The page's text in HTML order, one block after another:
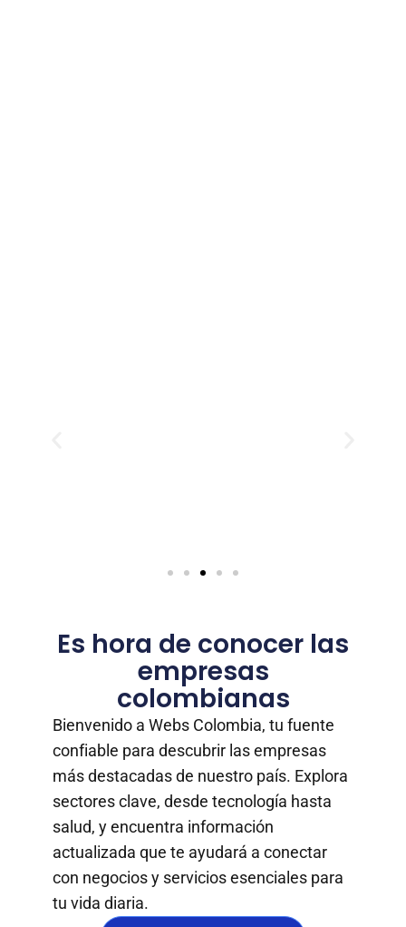
Es hora de conocer las
empresas
colombianas
Bienvenido a Webs Colombia, tu fuente
confiable para descubrir las empresas
más destacadas de nuestro país. Explora
sectores clave, desde tecnología hasta
salud, y encuentra información
actualizada que te ayudará a conectar
con negocios y servicios esenciales para
tu vida diaria.